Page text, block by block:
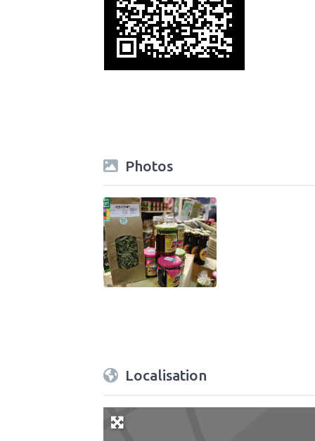
Photos
Localisation